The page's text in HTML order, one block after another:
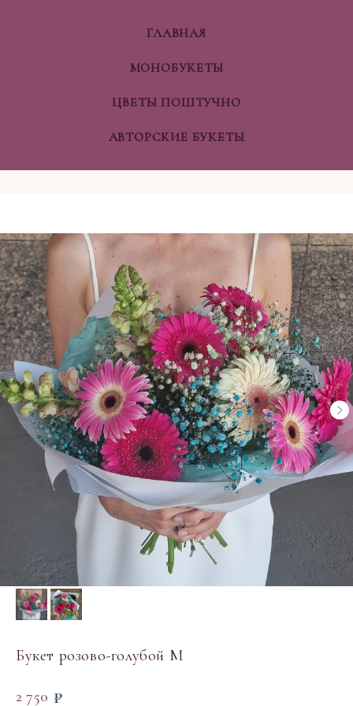
ГЛАВНАЯ
МОНОБУКЕТЫ
ЦВЕТЫ ПОШТУЧНО
АВТОРСКИЕ БУКЕТЫ
Букет розово-голубой M
2 750 ₽